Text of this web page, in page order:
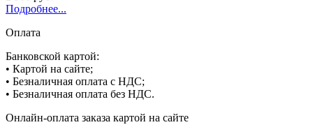
Подробнее...
Оплата
Банковской картой:
• Картой на сайте;
• Безналичная оплата с НДС;
• Безналичная оплата без НДС.
Онлайн-оплата заказа картой на сайте